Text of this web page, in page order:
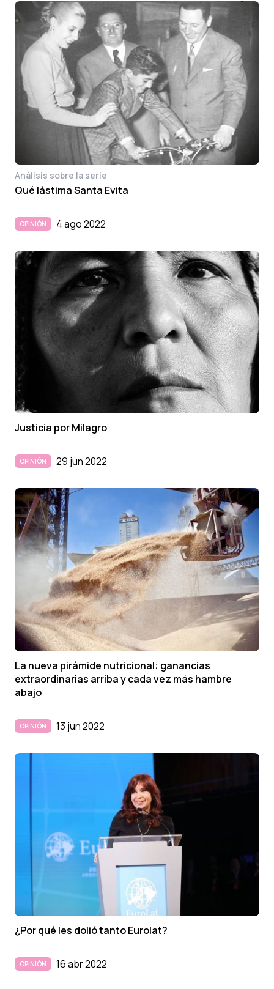
Análisis sobre la serie
Qué lástima Santa Evita
OPINIÓN 4 ago 2022
Justicia por Milagro
OPINIÓN 29 jun 2022
La nueva pirámide nutricional: ganancias
extraordinarias arriba y cada vez más hambre
abajo
OPINIÓN 13 jun 2022
¿Por qué les dolió tanto Eurolat?
OPINIÓN 16 abr 2022